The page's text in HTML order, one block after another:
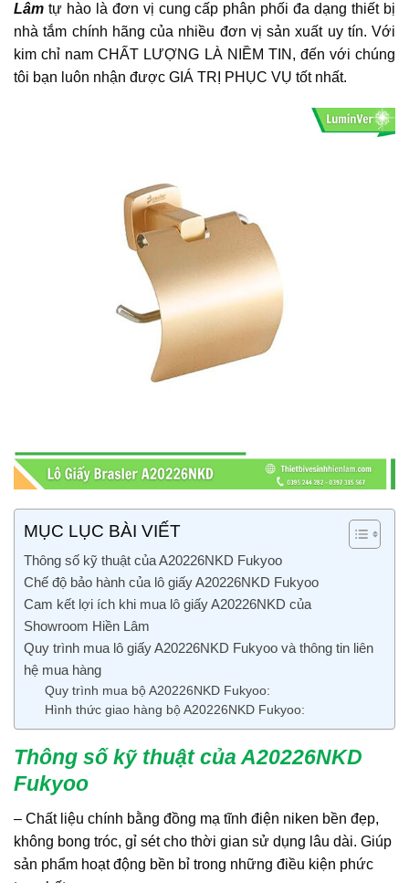
Lâm tự hào là đơn vị cung cấp phân phối đa dạng thiết bị
nhà tắm chính hãng của nhiều đơn vị sản xuất uy tín. Với
kim chỉ nam CHẤT LƯỢNG LÀ NIỀM TIN, đến với chúng
tôi bạn luôn nhận được GIÁ TRỊ PHỤC VỤ tốt nhất.
MỤC LỤC BÀI VIẾT
Thông số kỹ thuật của A20226NKD Fukyoo
Chế độ bảo hành của lô giấy A20226NKD Fukyoo
Cam kết lợi ích khi mua lô giấy A20226NKD của
Showroom Hiền Lâm
Quy trình mua lô giấy A20226NKD Fukyoo và thông tin liên
hệ mua hàng
Quy trình mua bộ A20226NKD Fukyoo:
Hình thức giao hàng bộ A20226NKD Fukyoo:
Thông số kỹ thuật của A20226NKD
Fukyoo
– Chất liệu chính bằng đồng mạ tĩnh điện niken bền đẹp,
không bong tróc, gỉ sét cho thời gian sử dụng lâu dài. Giúp
sản phẩm hoạt động bền bỉ trong những điều kiện phức